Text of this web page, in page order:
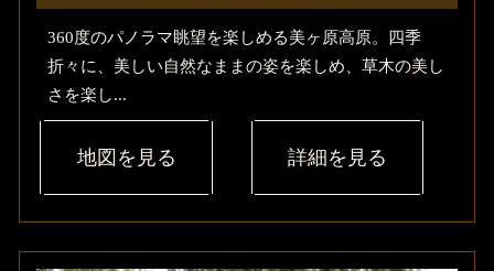
360度のパノラマ眺望を楽しめる美ヶ原高原。四季
折々に、美しい自然なままの姿を楽しめ、草木の美し
さを楽し...
地図を見る 詳細を見る